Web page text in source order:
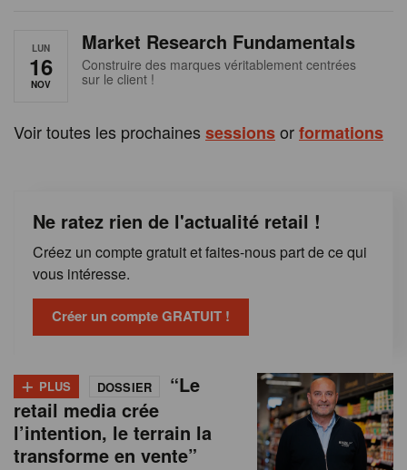
LUN
16
NOV
Market Research Fundamentals
Construire des marques véritablement centrées
sur le client !
Voir toutes les prochaines sessionsorformations
Ne ratez rien de l'actualité retail !
Créez un compte gratuit et faites-nous part de ce qui
vous intéresse.
Créer un compte GRATUIT !
+ PLUS DOSSIER
“Le
retail media crée
l’intention, le terrain la
transforme en vente”